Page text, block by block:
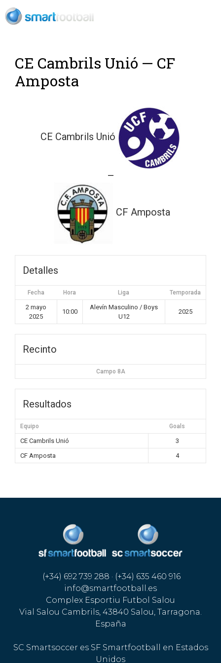
CE Cambrils Unió — CF
Amposta
CE Cambrils Unió
—
CF Amposta
Detalles
Fecha Hora Liga Temporada
2 mayo
2025
10:00
Alevín Masculino / Boys
U12
2025
Recinto
Campo 8A
Resultados
Equipo Goals
CE Cambrils Unió
3
CF Amposta
4
(+34) 692 739 288 · (+34) 635 460 916
info@smartfootball.es
Complex Esportiu Futbol Salou
Vial Salou Cambrils, 43840 Salou, Tarragona.
España
SC Smartsoccer es SF Smartfootball en Estados
Unidos